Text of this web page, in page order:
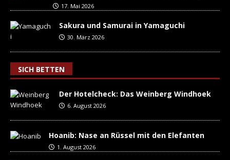
17. Mai 2026
Sakura und Samurai in Yamaguchi
30. März 2026
SICH BETTEN
Der Hotelcheck: Das Weinberg Windhoek
6. August 2026
Hoanib: Nase an Rüssel mit den Elefanten
1. August 2026